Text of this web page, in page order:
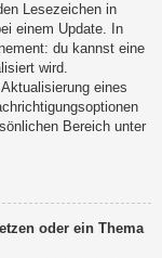
Lesezeichen in
einem Update. In
du kannst eine
wird.
eines
Bereich unter
oder ein Thema